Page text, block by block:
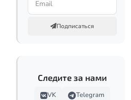
Подписаться
Следите за нами
VK
Telegram